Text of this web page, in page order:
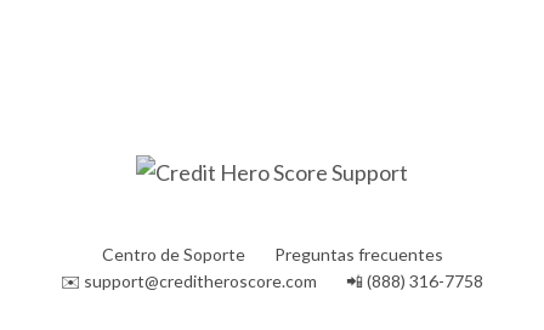
Centro de Soporte
Preguntas frecuentes
✉️ support@creditheroscore.com 📲 (888) 316-7758